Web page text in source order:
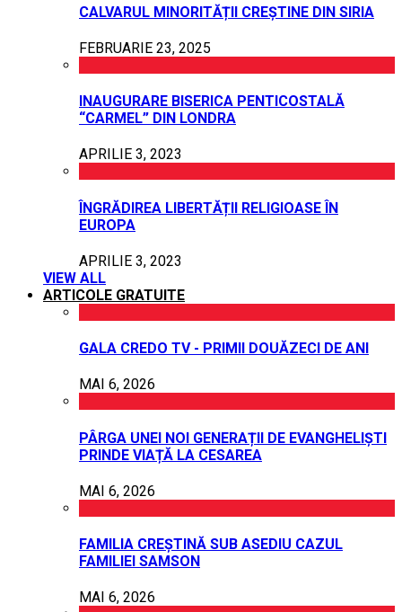
CALVARUL MINORITĂȚII CREȘTINE DIN SIRIA
FEBRUARIE 23, 2025
INAUGURARE BISERICA PENTICOSTALĂ
“CARMEL” DIN LONDRA
APRILIE 3, 2023
ÎNGRĂDIREA LIBERTĂȚII RELIGIOASE ÎN
EUROPA
APRILIE 3, 2023
VIEW ALL
ARTICOLE GRATUITE
GALA CREDO TV - PRIMII DOUĂZECI DE ANI
MAI 6, 2026
PÂRGA UNEI NOI GENERAȚII DE EVANGHELIȘTI
PRINDE VIAȚĂ LA CESAREA
MAI 6, 2026
FAMILIA CREȘTINĂ SUB ASEDIU CAZUL
FAMILIEI SAMSON
MAI 6, 2026